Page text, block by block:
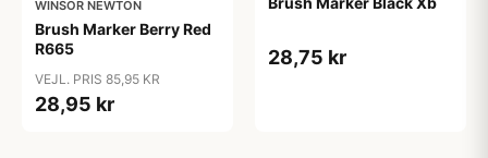
WINSOR NEWTON
Brush Marker Berry Red
R665
VEJL. PRIS 85,95 KR
28,95 kr
28,75 kr